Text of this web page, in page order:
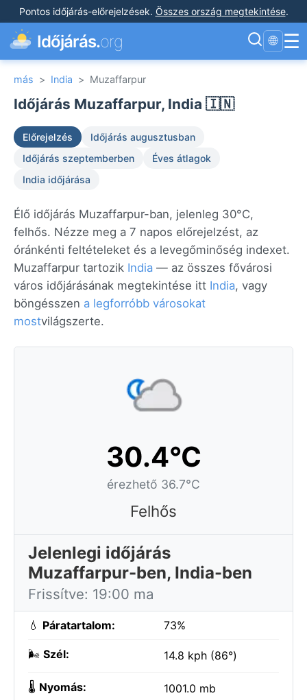
Pontos időjárás-előrejelzések. Összes ország megtekintése.
Időjárás.org 🌐 ☰
más > India > Muzaffarpur
Időjárás Muzaffarpur, India 🇮🇳
Előrejelzés
Időjárás augusztusban
Időjárás szeptemberben
Éves átlagok
India időjárása
Élő időjárás Muzaffarpur-ban, jelenleg 30°C,
felhős. Nézze meg a 7 napos előrejelzést, az
óránkénti feltételeket és a levegőminőség indexet.
Muzaffarpur tartozik India — az összes fővárosi
város időjárásának megtekintése itt India, vagy
böngésszen a legforróbb városokat
mostvilágszerte.
30.4°C
érezhető 36.7°C
Felhős
Jelenlegi időjárás
Muzaffarpur-ben, India-ben
Frissítve: 19:00 ma
💧 Páratartalom: 73%
🌬️ Szél: 14.8 kph (86°)
🌡️ Nyomás: 1001.0 mb